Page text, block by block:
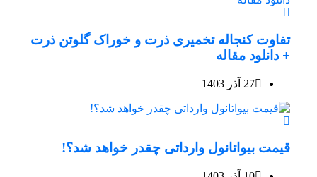
تفاوت کنجاله تخمیری ذرت و خوراک گلوتن ذرت
+ دانلود مقاله
27 آذر 1403
قیمت بیواتانول وارداتی چقدر خواهد شد؟!